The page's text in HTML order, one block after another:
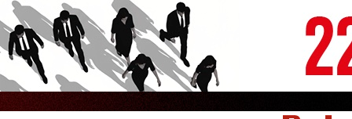
Jump to navigation